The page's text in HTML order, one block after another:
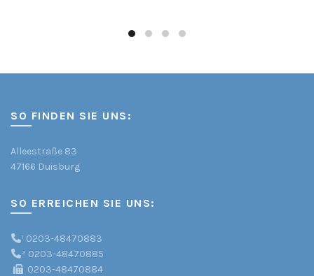
SO FINDEN SIE UNS:
Alleestraße 83
47166 Duisburg
SO ERREICHEN SIE UNS:
¹ 0203-48470883
² 0203-48470885
0203-48470884